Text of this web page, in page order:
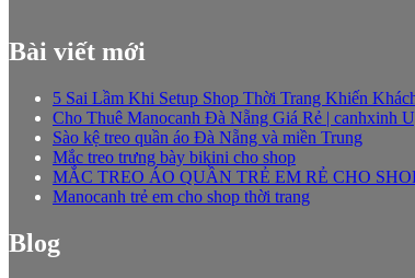
Bài viết mới
5 Sai Lầm Khi Setup Shop Thời Trang Khiến
Cho Thuê Manocanh Đà Nẵng Giá Rẻ | canhxinh
Sào kệ treo quần áo Đà Nẵng và miền Trung
Mắc treo trưng bày bikini cho shop
MẮC TREO ÁO QUẦN TRẺ EM RẺ CHO
Manocanh trẻ em cho shop thời trang
Blog